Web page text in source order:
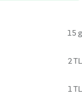
15 g
2 TL
1 TL